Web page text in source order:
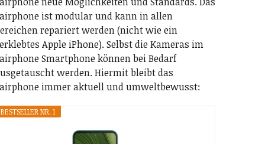
ist modular und kann in allen
repariert werden (nicht wie ein
Apple iPhone). Selbst die Kameras im
Smartphone können bei Bedarf
werden. Hiermit bleibt das
immer aktuell und umweltbewusst:
BESTSELLER NR. 1